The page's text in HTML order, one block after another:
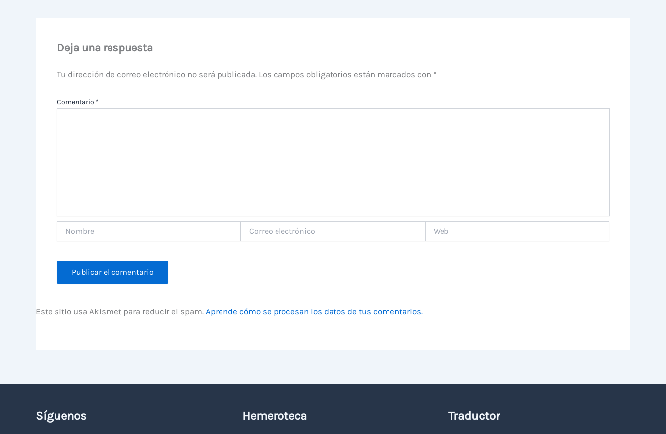
Deja una respuesta
Tu dirección de correo electrónico no será publicada. Los campos obligatorios están marcados con *
Comentario *
electrónico
Este sitio usa Akismet para reducir el spam. Aprende cómo se procesan los datos de tus comentarios.
Síguenos Hemeroteca Traductor